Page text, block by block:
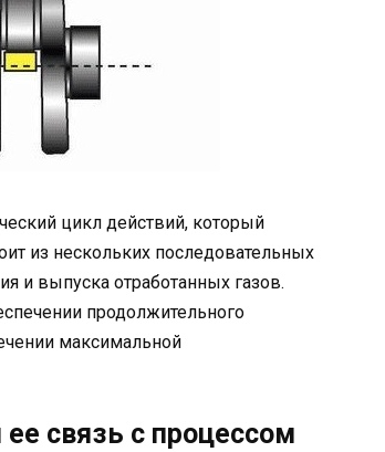
цикл действий, который
из нескольких последовательных
и выпуска отработанных газов.
продолжительного
максимальной
связь с процессом